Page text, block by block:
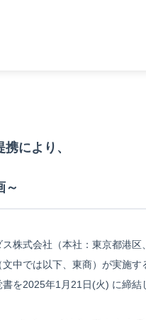
により、
～
株式会社（本社：東京都港
中では以下、東商）が実施
を2025年1月21日(火) に締結